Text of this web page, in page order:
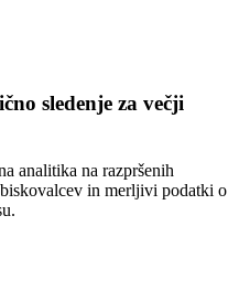
sledenje za večji
analitika na razpršenih
in merljivi podatki o